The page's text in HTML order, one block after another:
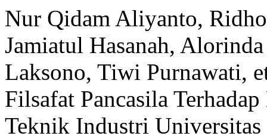
Nur Qidam Aliyanto,
Jamiatul Hasanah,
Laksono, Tiwi Purnawati,
Filsafat Pancasila
Teknik Industri Universitas